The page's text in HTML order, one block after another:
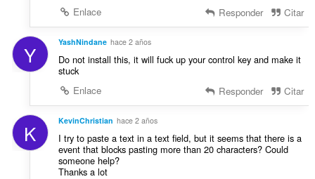
Enlace
Responder Citar
Y YashNindane hace 2 años
Do not install this, it will fuck up your control key and make it
stuck
Enlace
Responder Citar
K KevinChristian hace 2 años
I try to paste a text in a text field, but it seems that there is a
event that blocks pasting more than 20 characters? Could
someone help?
Thanks a lot